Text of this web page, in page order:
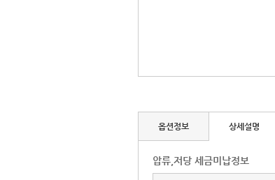
옵션정보 상세설명
압류,저당 세금미납정보